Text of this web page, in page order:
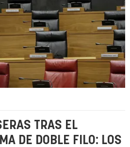
TRAS EL
DE DOBLE FILO: LOS